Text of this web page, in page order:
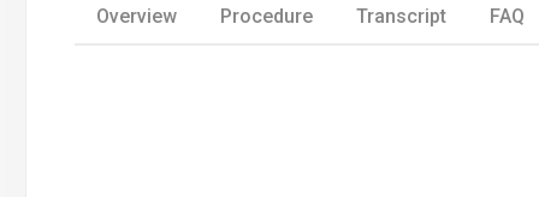
Overview Procedure Transcript FAQ